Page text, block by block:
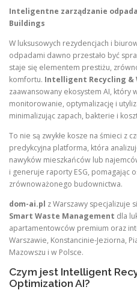
Inteligentne zarządzanie
Buildings
W luksusowych rezydencjach i
odpadami dawno przestało być
staje się elementem prestiżu,
komfortu. Intelligent Recycling &
zaawansowany ekosystem AI, który
monitorowanie, optymalizację i
minimalizując zapach, bakterie i
To nie są zwykłe kosze na śmieci z
predykcyjna platforma, która
nawyków mieszkańców lub
i generuje raporty ESG, pomagając
zrównoważonego budownictwa.
dom-ai.pl z Warszawy specjalizuje
Smart Waste Management dla
apartamentowców premium oraz
Warszawie, Konstancinie-Jeziorna,
Mazowszu i w Polsce.
Czym jest Intelligent
Optimization AI?